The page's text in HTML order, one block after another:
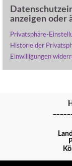
anzeigen oder
Privatsphäre-
Historie der
Einwilligungen